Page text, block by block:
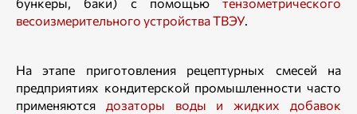
весоизмерительного устройства ТВЭУ.
На этапе приготовления рецептурных смесей на
предприятиях кондитерской промышленности часто
применяются дозаторы воды и жидких добавок